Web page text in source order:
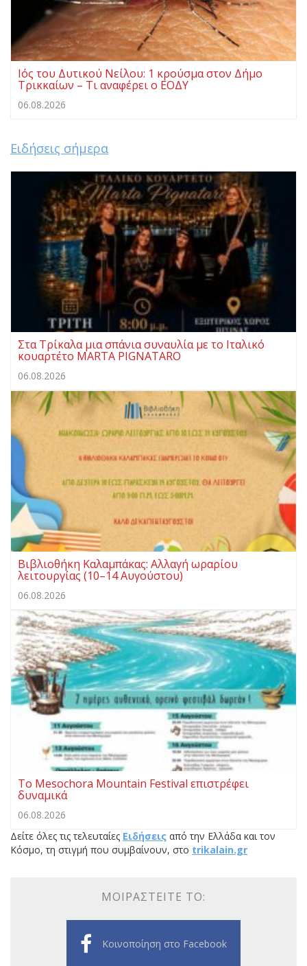
Ιός του Δυτικού Νείλου: 1 κρούσμα στον Δήμο
Τρικκαίων – Τι αναφέρει ο ΕΟΔΥ
06.08.2026
Ειδήσεις σήμερα
Στα Τρίκαλα μια σπάνια συναυλία με το Ιταλικό
κουαρτέτο MARTA PIGNATARO
06.08.2026
Βιβλιοθήκη Καλαμπάκας: Αλλαγή ωραρίου
λειτουργίας (10–14 Αυγούστου)
06.08.2026
Το Mesochora Mountain Festival επιστρέφει
δυναμικά
06.08.2026
Δείτε όλες τις τελευταίες Ειδήσεις από την Ελλάδα και τον
Κόσμο, τη στιγμή που συμβαίνουν, στο trikalain.gr
ΜΟΙΡΑΣΤΕΊΤΕ ΤΟ:
Κοινοποίηση στο Facebook